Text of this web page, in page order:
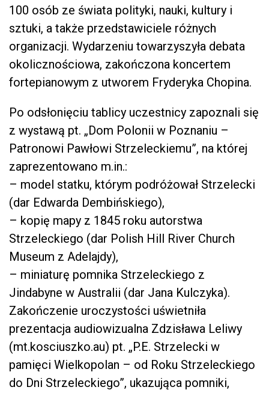
100 osób ze świata polityki, nauki, kultury i
sztuki, a także przedstawiciele różnych
organizacji. Wydarzeniu towarzyszyła debata
okolicznościowa, zakończona koncertem
fortepianowym z utworem Fryderyka Chopina.
Po odsłonięciu tablicy uczestnicy zapoznali się
z wystawą pt. „Dom Polonii w Poznaniu –
Patronowi Pawłowi Strzeleckiemu”, na której
zaprezentowano m.in.:
– model statku, którym podróżował Strzelecki
(dar Edwarda Dembińskiego),
– kopię mapy z 1845 roku autorstwa
Strzeleckiego (dar Polish Hill River Church
Museum z Adelajdy),
– miniaturę pomnika Strzeleckiego z
Jindabyne w Australii (dar Jana Kulczyka).
Zakończenie uroczystości uświetniła
prezentacja audiowizualna Zdzisława Leliwy
(mt.kosciuszko.au) pt. „P.E. Strzelecki w
pamięci Wielkopolan – od Roku Strzeleckiego
do Dni Strzeleckiego”, ukazująca pomniki,